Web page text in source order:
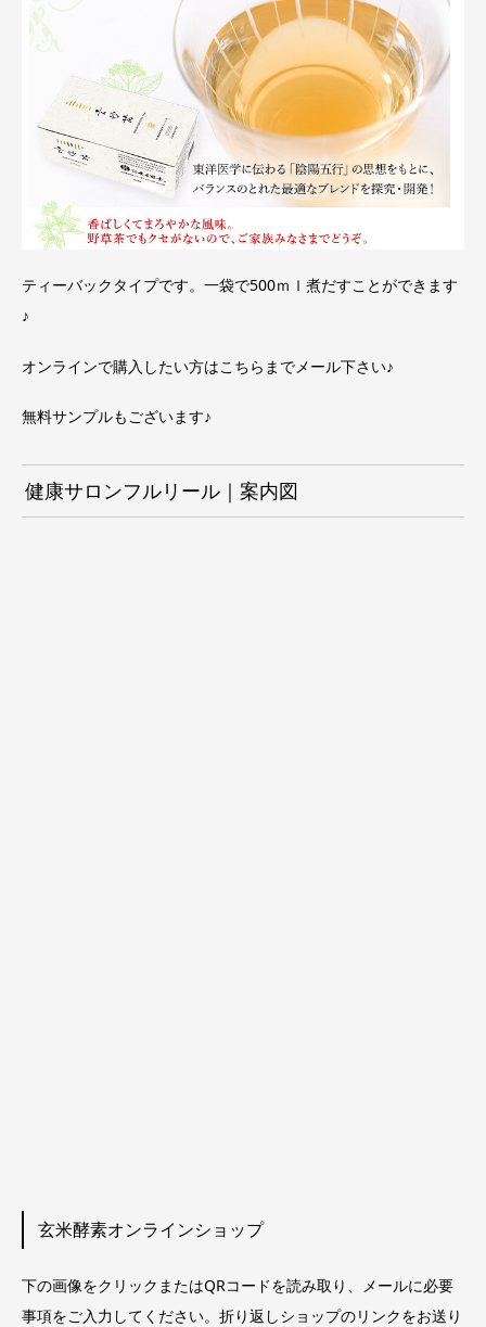
ティーバックタイプです。一袋で500ｍｌ煮だすことができます
♪
オンラインで購入したい方はこちらまで メール下さい♪
無料サンプルもございます♪
健康サロンフルリール｜案内図
玄米酵素オンラインショップ
下の画像をクリックまたはQRコードを読み取り、メールに必要
事項をご入力してください。折り返しショップのリンクをお送り